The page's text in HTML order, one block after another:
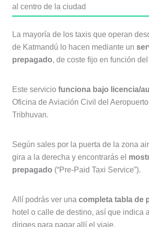
al centro de la ciudad
La mayoría de los taxis que operan
de Katmandú lo hacen mediante un
prepagado, de coste fijo en función
Este servicio funciona bajo licencia/
Oficina de Aviación Civil del
Tribhuvan.
Según sales por la puerta de la zona
gira a la derecha y encontrarás el
prepagado (“Pre-Paid Taxi Service”).
Allí podrás ver una completa tabla de
hotel o calle de destino, así que indica
diriges para pagar allí el viaje.